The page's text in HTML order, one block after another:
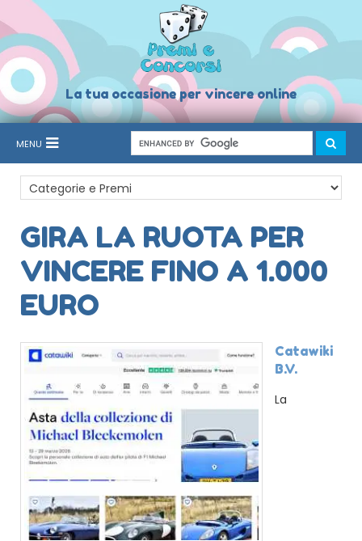
La tua occasione per vincere online
MENU
GIRA LA RUOTA PER
VINCERE FINO A 1.000
EURO
Catawiki
B.V.
La